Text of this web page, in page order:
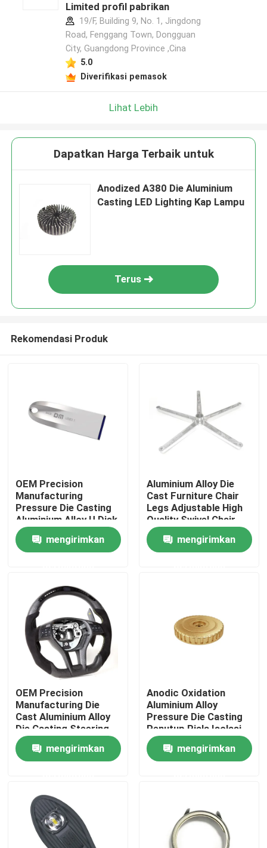
Rumah
Produk
Tur Pabrik
Kontrol Kualitas
Hubungi Kami
Berita
Cetakan Injeksi Otomatis
Bagian peralatan rumah tangga Cetakan injeksi
Limited profil pabrikan
19/F, Building 9, No. 1, Jingdong
Road, Fenggang Town, Dongguan
City, Guangdong Province ,Cina
5.0
Diverifikasi pemasok
Lihat Lebih
Dapatkan Harga Terbaik untuk
Anodized A380 Die Aluminium
Casting LED Lighting Kap Lampu
Terus
Rekomendasi Produk
OEM Precision
Manufacturing
Pressure Die Casting
Aluminium Alloy U Disk
Shell
mengirimkan
Aluminium Alloy Die
Cast Furniture Chair
Legs Adjustable High
Quality Swivel Chair
Base
mengirimkan
OEM Precision
Manufacturing Die
Cast Aluminium Alloy
Die Casting Steering
Wheel Auto Parts
mengirimkan
Anodic Oxidation
Aluminium Alloy
Pressure Die Casting
Penutup Piala Isolasi
Disesuaikan
mengirimkan